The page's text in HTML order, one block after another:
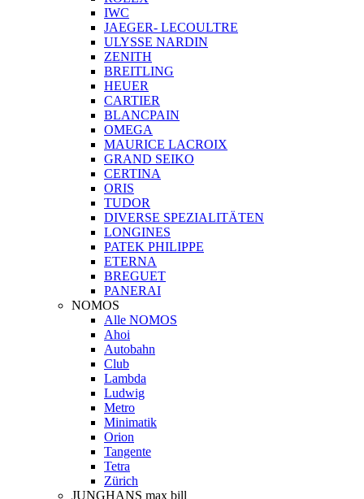
IWC
JAEGER- LECOULTRE
ULYSSE NARDIN
ZENITH
BREITLING
HEUER
CARTIER
BLANCPAIN
OMEGA
MAURICE LACROIX
GRAND SEIKO
CERTINA
ORIS
TUDOR
DIVERSE SPEZIALITÄTEN
LONGINES
PATEK PHILIPPE
ETERNA
BREGUET
PANERAI
NOMOS
Alle NOMOS
Ahoi
Autobahn
Club
Lambda
Ludwig
Metro
Minimatik
Orion
Tangente
Tetra
Zürich
JUNGHANS max bill